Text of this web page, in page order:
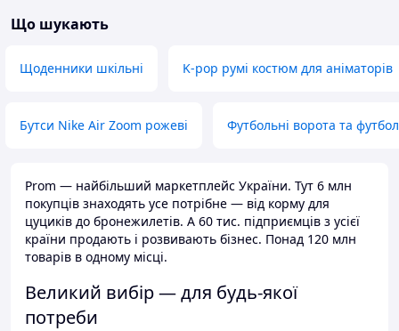
Що шукають
Щоденники шкільні K-pop румі костюм для аніматорів
Бутси Nike Air Zoom рожеві Футбольні ворота та
Prom — найбільший маркетплейс України. Тут 6 млн
покупців знаходять усе потрібне — від корму для
цуциків до бронежилетів. А 60 тис. підприємців з усієї
країни продають і розвивають бізнес. Понад 120 млн
товарів в одному місці.
Великий вибір — для будь-якої
потреби